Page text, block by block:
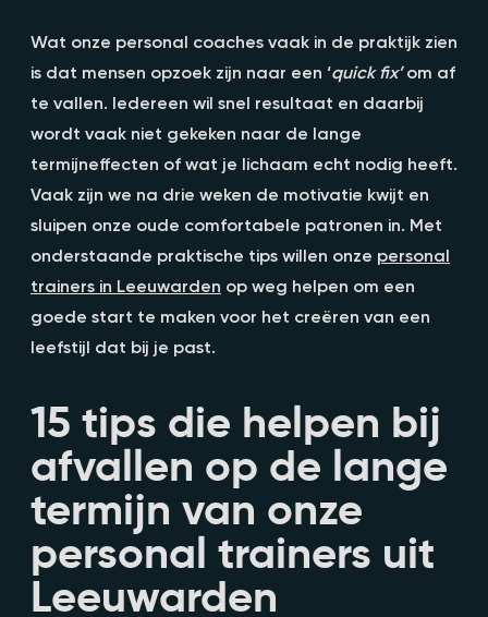
Wat onze personal coaches vaak in de praktijk zien
is dat mensen opzoek zijn naar een ‘quick fix’om af
te vallen. Iedereen wil snel resultaat en daarbij
wordt vaak niet gekeken naar de lange
termijneffecten of wat je lichaam echt nodig heeft.
Vaak zijn we na drie weken de motivatie kwijt en
sluipen onze oude comfortabele patronen in. Met
onderstaande praktische tips willen onze personal
trainers in Leeuwarden op weg helpen om een
goede start te maken voor het creëren van een
leefstijl dat bij je past.
15 tips die helpen bij
afvallen op de lange
termijn van onze
personal trainers uit
Leeuwarden